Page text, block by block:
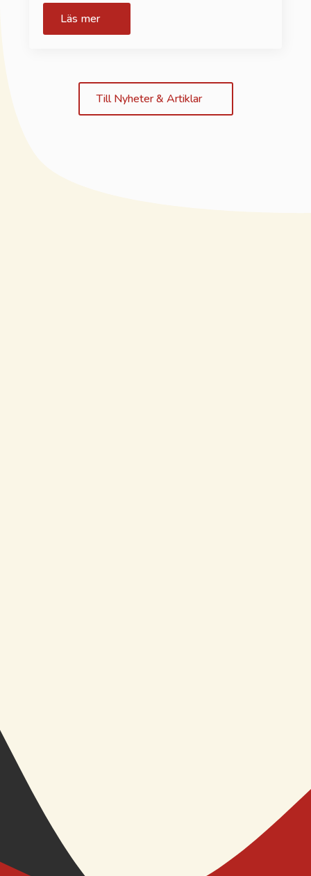
Läs mer
Till Nyheter & Artiklar